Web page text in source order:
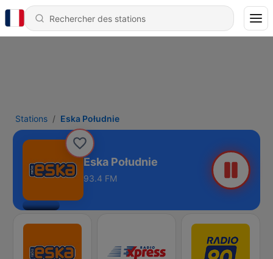
Stations Eska Południe
Eska Południe
93.4 FM